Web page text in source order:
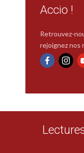
Accio !
Retrouvez-
rejoignez nos